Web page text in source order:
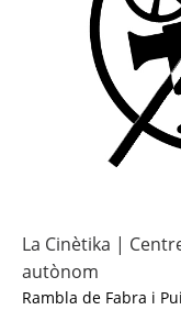
La Cinètika |
autònom
Rambla de Fabra i